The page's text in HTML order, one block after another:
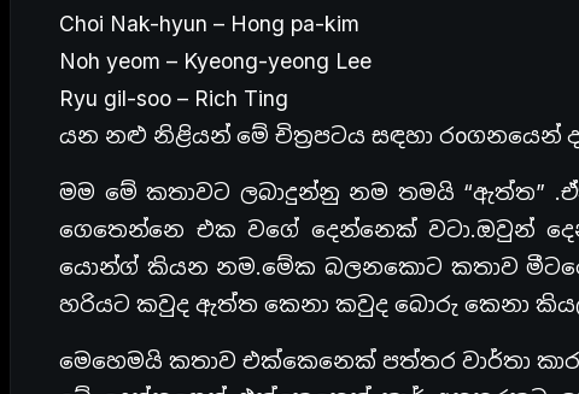
Choi Nak-hyun – Hong pa-kim
Noh yeom – Kyeong-yeong Lee
Ryu gil-soo – Rich Ting
යන නළු නිළියන් මේ චිත්‍රපටය සඳහා රoගනයෙන්
මම මේ කතාවට ලබාදුන්නු නම තමයි “ඇත්ත”
ගෙතෙන්නෙ එක වගේ දෙන්නෙක් වටා.ඔවුන්
යොන්ග් කියන නම.මේක බලනකොට කතාව
හරියට කවුද ඇත්ත කෙනා කවුද බොරු කෙනා
මෙහෙමයි කතාව එක්කෙනෙක් පත්තර වාර්තා